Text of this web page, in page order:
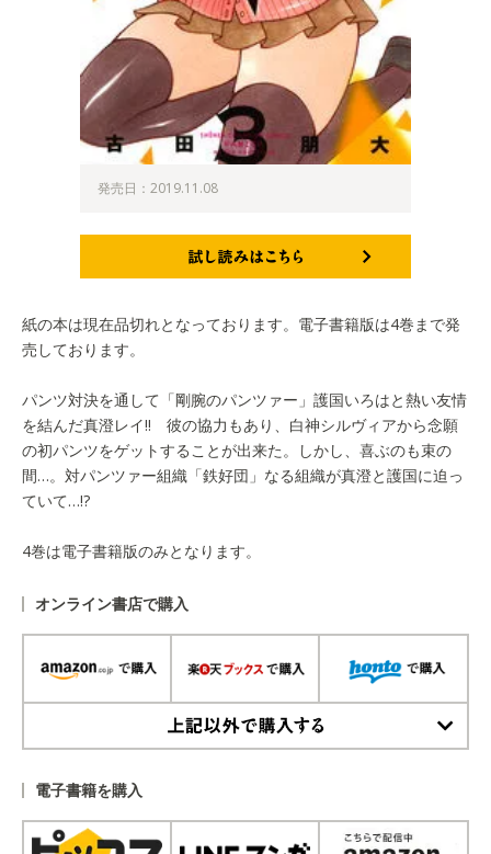
発売日：2019.11.08
紙の本は現在品切れとなっております。電子書籍版は4巻まで発
売しております。
パンツ対決を通して「剛腕のパンツァー」護国いろはと熱い友情
を結んだ真澄レイ!! 彼の協力もあり、白神シルヴィアから念願
の初パンツをゲットすることが出来た。しかし、喜ぶのも束の
間…。対パンツァー組織「鉄好団」なる組織が真澄と護国に迫っ
ていて…!?
4巻は電子書籍版のみとなります。
オンライン書店で購入
電子書籍を購入